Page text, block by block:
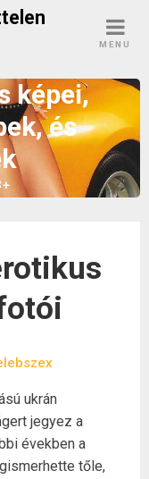
MENU
képei,
és
ukrán
jegyez a
években a
tőle,